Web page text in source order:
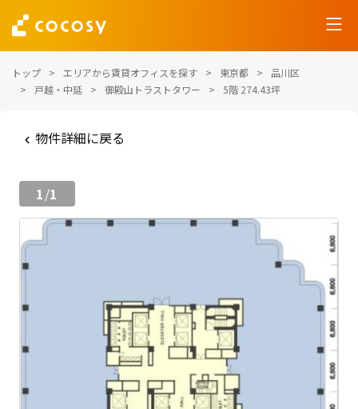
トップ エリアから賃貸オフィスを探す 東京都
品川区
戸越・中延
御殿山トラストタワー 5階 274.43坪
物件詳細に戻る
1/1